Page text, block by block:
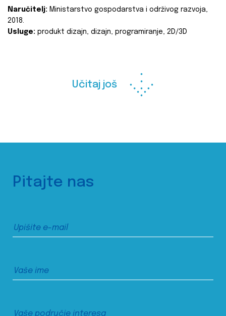
Naručitelj: Ministarstvo gospodarstva i održivog razvoja,
2018.
Usluge: produkt dizajn, dizajn, programiranje, 2D/3D
Učitaj još
Pitajte nas